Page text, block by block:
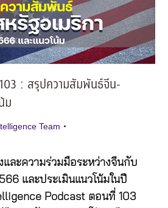
: สรุปความสัมพันธ์จีน-
ม
Team
ละความร่วมมือระหว่างจีนกับ
และประเมินแนวโน้มในปี
Podcast ตอนที่ 103